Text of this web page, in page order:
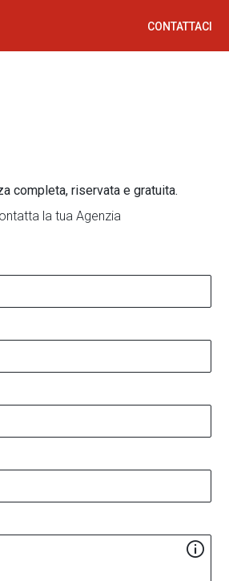
CONTATTACI
completa, riservata e gratuita.
la tua Agenzia